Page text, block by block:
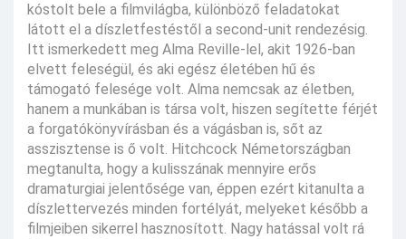
kóstolt bele a filmvilágba, különböző feladatokat
látott el a díszletfestéstől a second-unit rendezésig.
Itt ismerkedett meg Alma Reville-lel, akit 1926-ban
elvett feleségül, és aki egész életében hű és
támogató felesége volt. Alma nemcsak az életben,
hanem a munkában is társa volt, hiszen segítette férjét
a forgatókönyvírásban és a vágásban is, sőt az
asszisztense is ő volt. Hitchcock Németországban
megtanulta, hogy a kulisszának mennyire erős
dramaturgiai jelentősége van, éppen ezért kitanulta a
díszlettervezés minden fortélyát, melyeket később a
filmjeiben sikerrel hasznosított. Nagy hatással volt rá